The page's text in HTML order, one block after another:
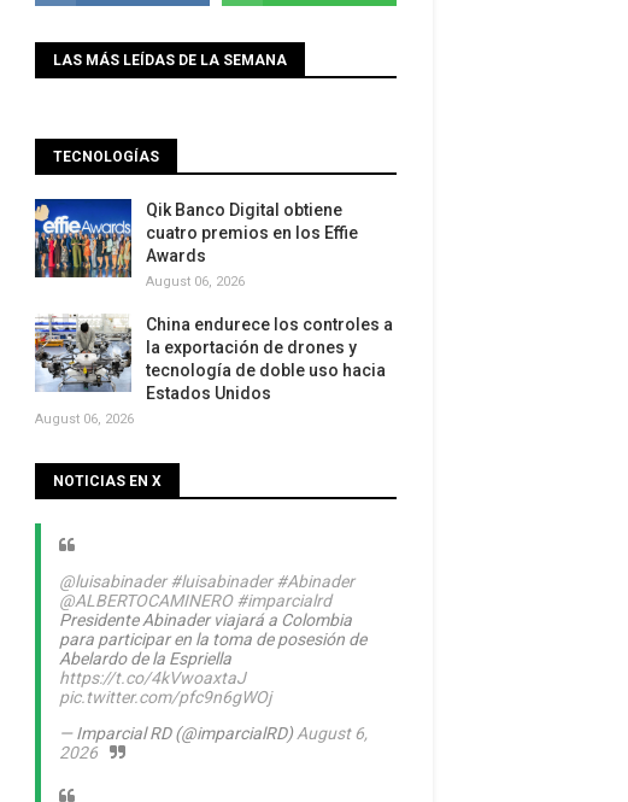
LAS MÁS LEÍDAS DE LA SEMANA
TECNOLOGÍAS
Qik Banco Digital obtiene
cuatro premios en los Effie
Awards
August 06, 2026
China endurece los controles a
la exportación de drones y
tecnología de doble uso hacia
Estados Unidos
August 06, 2026
NOTICIAS EN X
@luisabinader #luisabinader #Abinader
@ALBERTOCAMINERO #imparcialrd
Presidente Abinader viajará a Colombia
para participar en la toma de posesión de
Abelardo de la Espriella
https://t.co/4kVwoaxtaJ
pic.twitter.com/pfc9n6gWOj
— Imparcial RD (@imparcialRD)August 6,
2026